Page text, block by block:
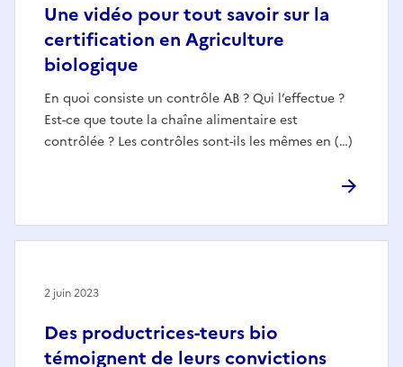
Une vidéo pour tout savoir sur la
certification en Agriculture
biologique
En quoi consiste un contrôle AB ? Qui l’effectue ?
Est-ce que toute la chaîne alimentaire est
contrôlée ? Les contrôles sont-ils les mêmes en (…)
Des productrices-teurs bio
témoignent de leurs convictions
2 juin 2023